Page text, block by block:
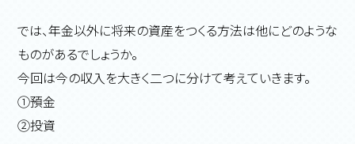
では、年金以外に将来の資産をつくる方法は他にどのような
ものがあるでしょうか。
今回は今の収入を大きく二つに分けて考えていきます。
①預金
②投資